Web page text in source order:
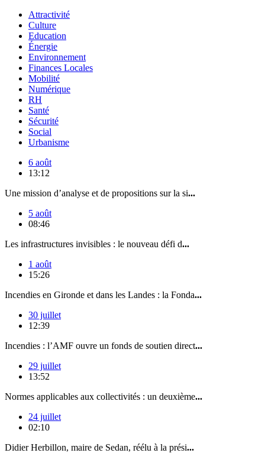
Attractivité
Culture
Education
Énergie
Environnement
Finances Locales
Mobilité
Numérique
RH
Santé
Sécurité
Social
Urbanisme
6 août
13:12
Une mission d’analyse et de propositions sur la si...
5 août
08:46
Les infrastructures invisibles : le nouveau défi d...
1 août
15:26
Incendies en Gironde et dans les Landes : la Fonda...
30 juillet
12:39
Incendies : l’AMF ouvre un fonds de soutien direct...
29 juillet
13:52
Normes applicables aux collectivités : un deuxième...
24 juillet
02:10
Didier Herbillon, maire de Sedan, réélu à la prési...